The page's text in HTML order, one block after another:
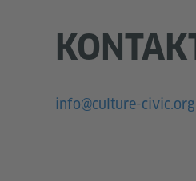
info@culture-civic.org